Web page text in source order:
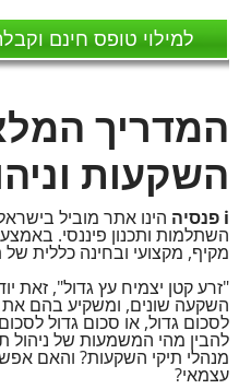
למילוי טופס חינם
המדריך
השקעות
i פנסיה הינו אתר מוביל
השתלמות ותכנון פיננסי.
מקיף, מקצועי ובחינה כללית של
"זרע קטן יצמיח עץ גדול", זאת
השקעה שונים, ומשקיע בהם
לסכום גדול, או סכום גדול
להבין מהי המשמעות של ניהול
מנהלי תיקי השקעות? והאם
עצמאי?